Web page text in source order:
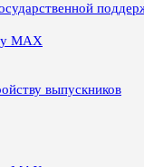
MAX
выпускников